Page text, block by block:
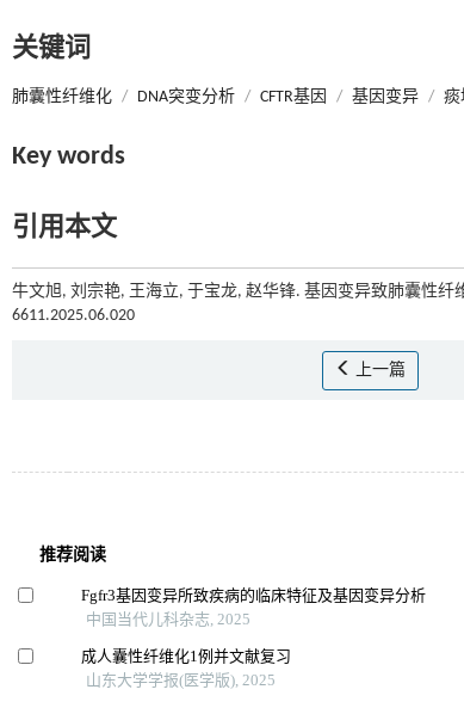
关键词
肺囊性纤维化 / DNA突变分析 / CFTR基因 / 基因变异 / 痰
Key words
引用本文
牛文旭, 刘宗艳, 王海立, 于宝龙, 赵华锋. 基因变异致肺囊性纤
6611.2025.06.020
上一篇